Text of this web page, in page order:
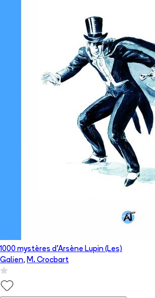
1000 mystères d'Arsène Lupin (Les)
Galien, M. Crocbart